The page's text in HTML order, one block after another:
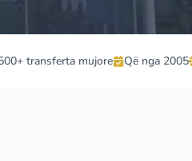
transferta mujore Që nga 2005